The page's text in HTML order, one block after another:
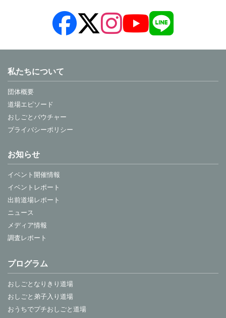
私たちについて
団体概要
道場エピソード
おしごとバウチャー
プライバシーポリシー
お知らせ
イベント開催情報
イベントレポート
出前道場レポート
ニュース
メディア情報
調査レポート
プログラム
おしごとなりきり道場
おしごと弟子入り道場
おうちでプチおしごと道場